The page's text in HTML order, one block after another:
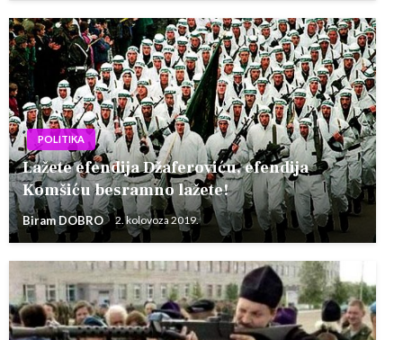
POLITIKA
Lažete efendija Džaferoviću, efendija
Komšiću besramno lažete!
Biram DOBRO 2. kolovoza 2019.